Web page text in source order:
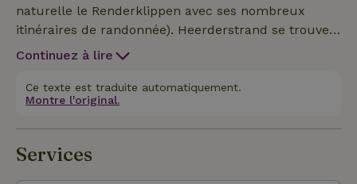
naturelle le Renderklippen avec ses nombreux
itinéraires de randonnée). Heerderstrand se trouve
également à 15 minutes de marche. Le long de la
ferry pour visiter Olst et Wijhe. À proximité, tu peux
visiter des villes hanséatiques telles que Zwolle,
Kampen, Deventer, Hattem et Zutphen.
Continuez à lire
Ce texte est traduite automatiquement.
Montre l'original.
Services